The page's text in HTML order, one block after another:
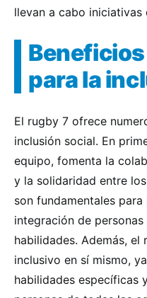
llevan a cabo iniciativas
para la
El rugby 7 ofrece
inclusión social. En
equipo, fomenta la
y la solidaridad entre
son fundamentales
integración de
habilidades. Además,
inclusivo en sí mismo,
habilidades específicas